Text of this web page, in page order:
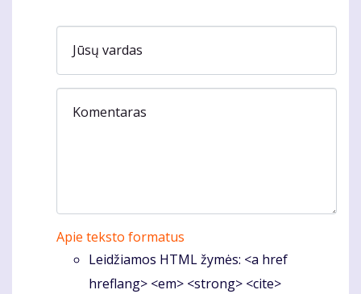
Jūsų vardas
Komentaras
Apie teksto formatus
Leidžiamos HTML žymės: <a href
hreflang> <em> <strong> <cite>